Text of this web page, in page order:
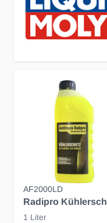
AF2000LD
Radipro
1 Liter